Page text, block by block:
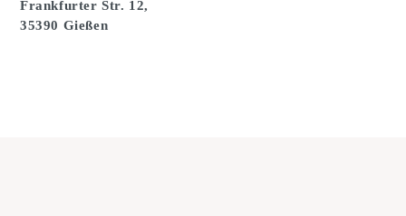
Frankfurter Str. 12,
35390 Gießen